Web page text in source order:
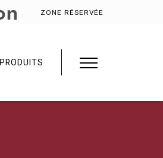
ZONE RÉSERVÉE
PRODUITS